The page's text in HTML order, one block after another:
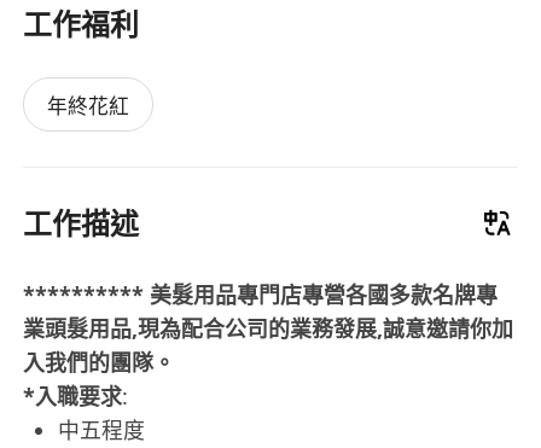
工作福利
年終花紅
工作描述
********** 美髮用品專門店專營各國多款名牌專
業頭髮用品,現為配合公司的業務發展,誠意邀請你加
入我們的團隊。
*入職要求:
中五程度